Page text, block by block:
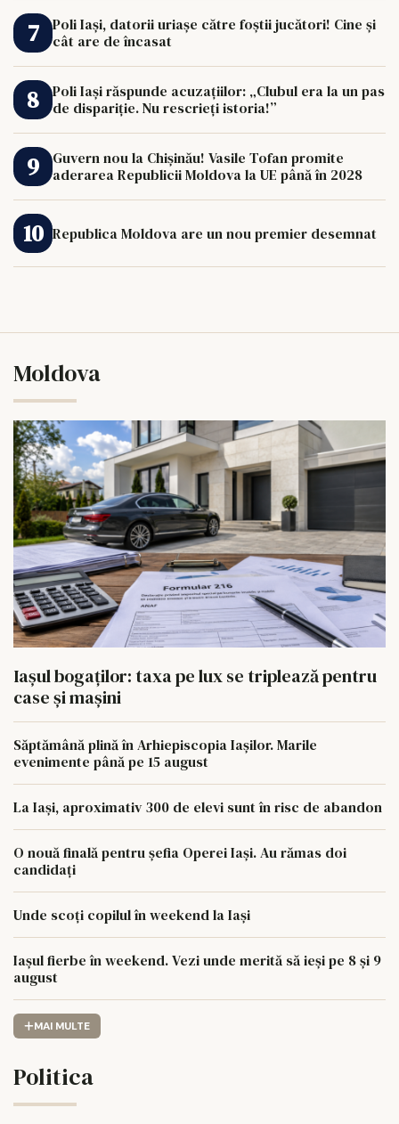
Poli Iași, datorii uriașe către foștii jucători! Cine și
cât are de încasat
Poli Iași răspunde acuzațiilor: „Clubul era la un pas
de dispariție. Nu rescrieți istoria!”
Guvern nou la Chișinău! Vasile Tofan promite
aderarea Republicii Moldova la UE până în 2028
Republica Moldova are un nou premier desemnat
Moldova
Iașul bogaților: taxa pe lux se triplează pentru
case și mașini
Săptămână plină în Arhiepiscopia Iașilor. Marile
evenimente până pe 15 august
La Iași, aproximativ 300 de elevi sunt în risc de abandon
O nouă finală pentru șefia Operei Iași. Au rămas doi
candidați
Unde scoți copilul în weekend la Iași
Iașul fierbe în weekend. Vezi unde merită să ieși pe 8 și 9
august
MAI MULTE
Politica